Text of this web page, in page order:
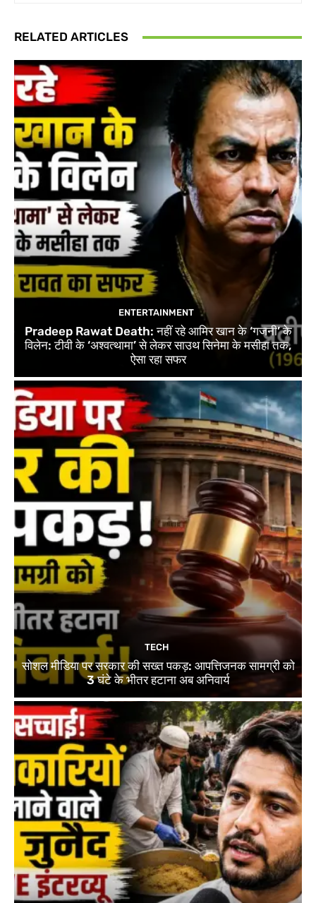
RELATED ARTICLES
ENTERTAINMENT
Pradeep Rawat Death: नहीं रहे आमिर खान के ‘गजनी’ के
विलेन: टीवी के ‘अश्वत्थामा’ से लेकर साउथ सिनेमा के मसीहा तक,
ऐसा रहा सफर
TECH
सोशल मीडिया पर सरकार की सख्त पकड़: आपत्तिजनक सामग्री को
3 घंटे के भीतर हटाना अब अनिवार्य